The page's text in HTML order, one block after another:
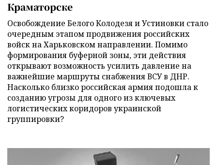
Краматорске
Освобождение Белого Колодезя и Устиновки стало
очередным этапом продвижения российских
войск на Харьковском направлении. Помимо
формирования буферной зоны, эти действия
открывают возможность усилить давление на
важнейшие маршруты снабжения ВСУ в ДНР.
Насколько близко российская армия подошла к
созданию угрозы для одного из ключевых
логистических коридоров украинской
группировки?